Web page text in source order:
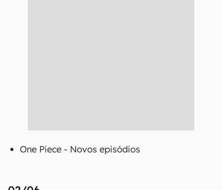
One Piece - Novos episódios